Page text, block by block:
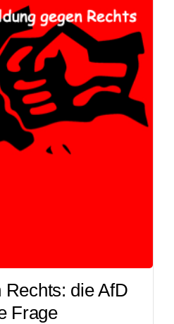
Rechts: die AfD
Frage